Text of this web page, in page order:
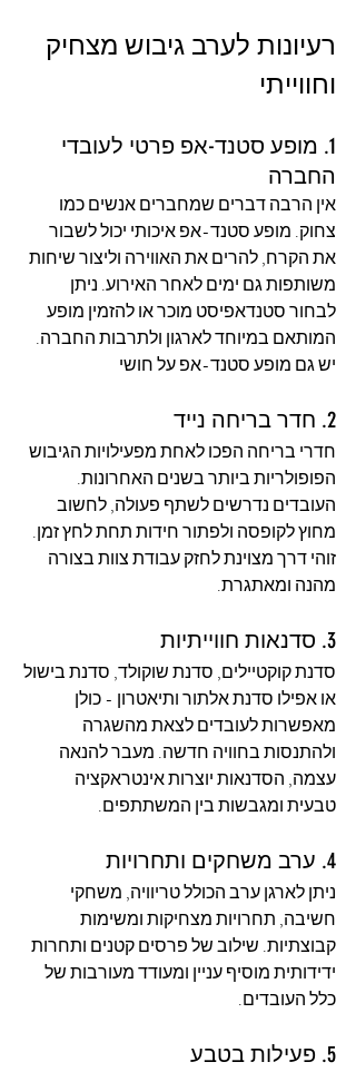
רעיונות לערב גיבוש מצחיק
וחווייתי
1. מופע סטנד-אפ פרטי לעובדי
החברה
אין הרבה דברים שמחברים אנשים כמו
צחוק. מופע סטנד-אפ איכותי יכול לשבור
את הקרח, להרים את האווירה וליצור שיחות
משותפות גם ימים לאחר האירוע. ניתן
לבחור סטנדאפיסט מוכר או להזמין מופע
המותאם במיוחד לארגון ולתרבות החברה.
יש גם מופע סטנד-אפ על חושי
2. חדר בריחה נייד
חדרי בריחה הפכו לאחת מפעילויות הגיבוש
הפופולריות ביותר בשנים האחרונות.
העובדים נדרשים לשתף פעולה, לחשוב
מחוץ לקופסה ולפתור חידות תחת לחץ זמן.
זוהי דרך מצוינת לחזק עבודת צוות בצורה
מהנה ומאתגרת.
3. סדנאות חווייתיות
סדנת קוקטיילים, סדנת שוקולד, סדנת בישול
או אפילו סדנת אלתור ותיאטרון - כולן
מאפשרות לעובדים לצאת מהשגרה
ולהתנסות בחוויה חדשה. מעבר להנאה
עצמה, הסדנאות יוצרות אינטראקציה
טבעית ומגבשות בין המשתתפים.
4. ערב משחקים ותחרויות
ניתן לארגן ערב הכולל טריוויה, משחקי
חשיבה, תחרויות מצחיקות ומשימות
קבוצתיות. שילוב של פרסים קטנים ותחרות
ידידותית מוסיף עניין ומעודד מעורבות של
כלל העובדים.
5. פעילות בטבע